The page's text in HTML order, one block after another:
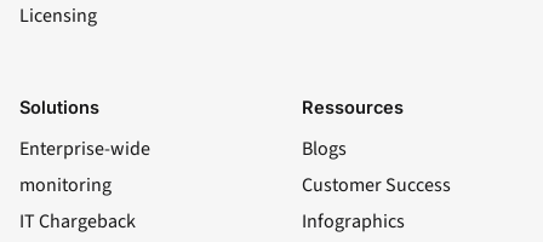
Licensing
Solutions
Enterprise-wide
monitoring
IT Chargeback
Ressources
Blogs
Customer Success
Infographics